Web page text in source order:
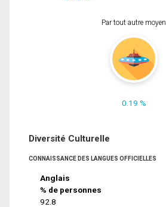
Par tout autre moyen
0.19 %
Diversité Culturelle
CONNAISSANCE DES LANGUES OFFICIELLES
Anglais
% de personnes
92.8